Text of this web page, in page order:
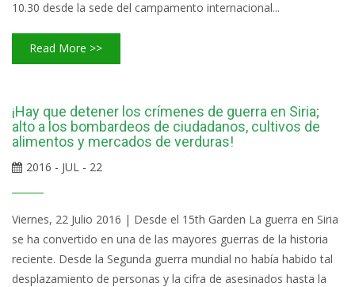
10.30 desde la sede del campamento internacional...
Read More >>
¡Hay que detener los crímenes de guerra en Siria;
alto a los bombardeos de ciudadanos, cultivos de
alimentos y mercados de verduras!
2016 - JUL - 22
Viernes, 22 Julio 2016 | Desde el 15th Garden La guerra en Siria
se ha convertido en una de las mayores guerras de la historia
reciente. Desde la Segunda guerra mundial no había habido tal
desplazamiento de personas y la cifra de asesinados hasta la